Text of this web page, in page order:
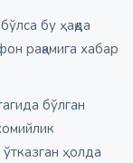
бу ҳақда
рақамига хабар
бўлган
ҳолда